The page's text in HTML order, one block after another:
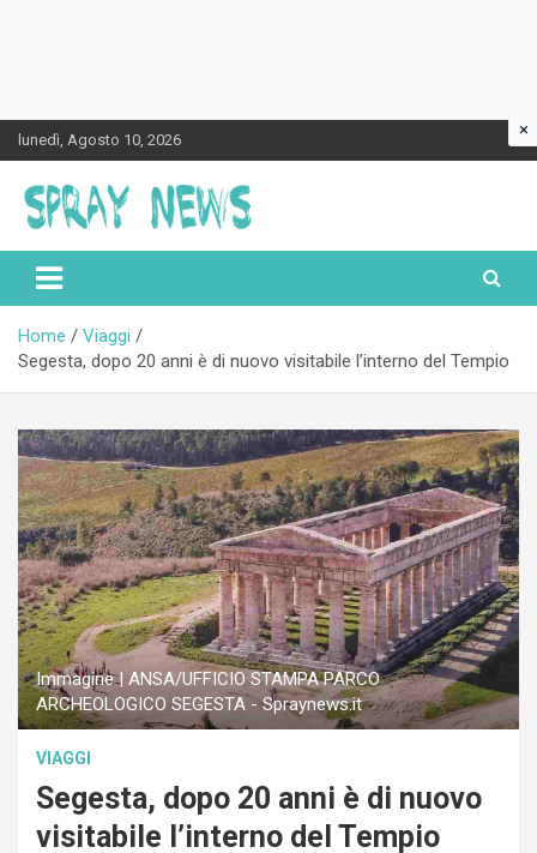
Skip
to
content
lunedì, Agosto 10, 2026
Spraynews.it
Home
Viaggi
Segesta, dopo 20 anni è di nuovo visitabile l’interno del Tempio
Immagine | ANSA/UFFICIO STAMPA PARCO
ARCHEOLOGICO SEGESTA - Spraynews.it
VIAGGI
Segesta, dopo 20 anni è di nuovo
visitabile l’interno del Tempio
×